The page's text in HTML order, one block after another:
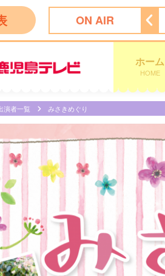
ON AIR
ング テレビショッピング
ホーム
HOME
演者一覧 みさきめぐり